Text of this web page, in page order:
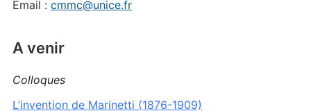
Email : cmmc@unice.fr
A venir
Colloques
L’invention de Marinetti (1876-1909)